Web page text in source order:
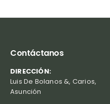
Contáctanos
DIRECCIÓN:
Luis De Bolanos &, Carios,
Asunción